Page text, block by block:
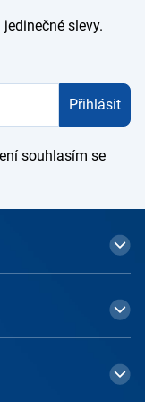
slevy.
Přihlásit
souhlasím se